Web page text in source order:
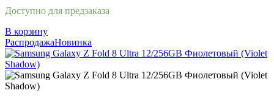
Доступно для предзаказа
В корзину
РаспродажаНовинка